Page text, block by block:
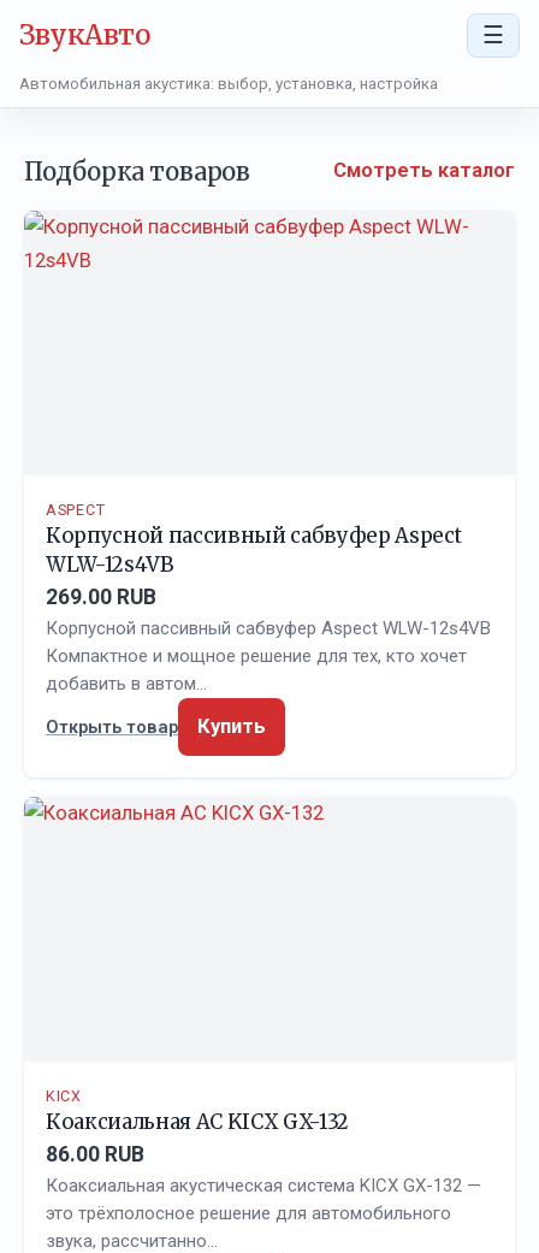
ЗвукАвто ☰
Автомобильная акустика: выбор, установка, настройка
Подборка товаров Смотреть каталог
ASPECT
Корпусной пассивный сабвуфер Aspect
WLW-12s4VB
269.00 RUB
Корпусной пассивный сабвуфер Aspect WLW-12s4VB
Компактное и мощное решение для тех, кто хочет
добавить в автом…
Открыть товар
Купить
KICX
Коаксиальная АС KICX GX-132
86.00 RUB
Коаксиальная акустическая система KICX GX-132 —
это трёхполосное решение для автомобильного
звука, рассчитанно…